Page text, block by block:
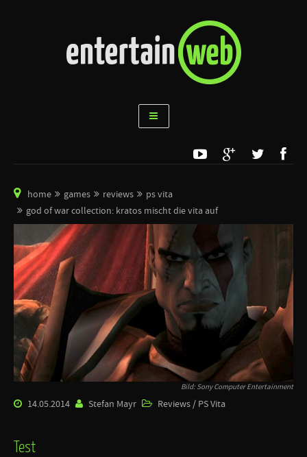
home games reviews
ps vita
god of war collection: kratos mischt die vita auf
Bild: Sony Computer Entertainment
14.05.2014 Stefan Mayr Reviews / PS Vita
Test